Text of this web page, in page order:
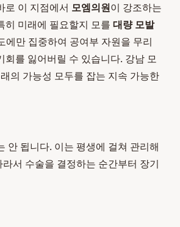
로 이 지점에서 모엠의원이 강조하는
히 미래에 필요할지 모를 대량 모발
만 집중하여 공여부 자원을 무리
를 잃어버릴 수 있습니다. 강남 모
의 가능성 모두를 잡는 지속 가능한
안 됩니다. 이는 평생에 걸쳐 관리해
서 수술을 결정하는 순간부터 장기